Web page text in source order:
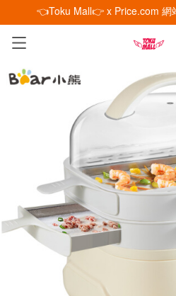
👈Toku Mall👉 x Price.com 網
已加入購物車